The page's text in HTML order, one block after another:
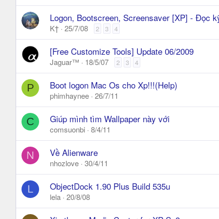
Logon, Bootscreen, Screensaver [XP] - Đọc
K† 25/7/08 2 3 4
[Free Customize Tools] Update 06/2009
Jaguar™ 18/5/07 2 3 4
P Boot logon Mac Os cho Xp!!!(Help)
phimhaynee 26/7/11
C Giúp mình tìm Wallpaper này với
comsuonbi 8/4/11
N Về Alienware
nhozlove 30/4/11
L ObjectDock 1.90 Plus Build 535u
lela 20/8/08